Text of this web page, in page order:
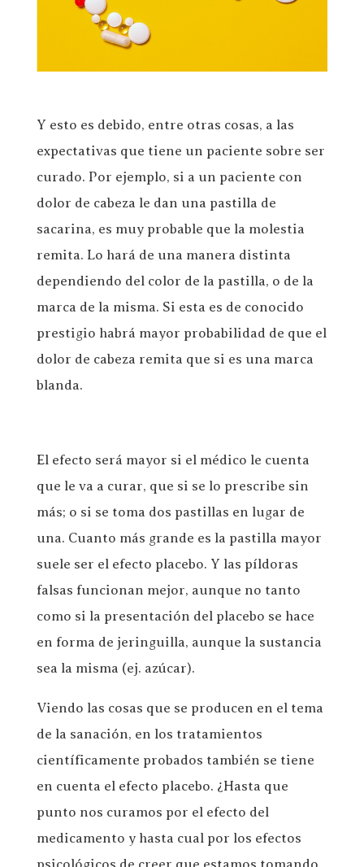
Y esto es debido, entre otras cosas, a las
expectativas que tiene un paciente sobre ser
curado. Por ejemplo, si a un paciente con
dolor de cabeza le dan una pastilla de
sacarina, es muy probable que la molestia
remita. Lo hará de una manera distinta
dependiendo del color de la pastilla, o de la
marca de la misma. Si esta es de conocido
prestigio habrá mayor probabilidad de que el
dolor de cabeza remita que si es una marca
blanda.
El efecto será mayor si el médico le cuenta
que le va a curar, que si se lo prescribe sin
más; o si se toma dos pastillas en lugar de
una. Cuanto más grande es la pastilla mayor
suele ser el efecto placebo. Y las píldoras
falsas funcionan mejor, aunque no tanto
como si la presentación del placebo se hace
en forma de jeringuilla, aunque la sustancia
sea la misma (ej. azúcar).
Viendo las cosas que se producen en el tema
de la sanación, en los tratamientos
científicamente probados también se tiene
en cuenta el efecto placebo. ¿Hasta que
punto nos curamos por el efecto del
medicamento y hasta cual por los efectos